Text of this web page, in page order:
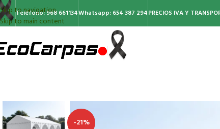
Skip to navigation
Skip to main content
Teléfono: 968 661134Whatsapp: 654 387 294PRECIOS IVA Y
-21%